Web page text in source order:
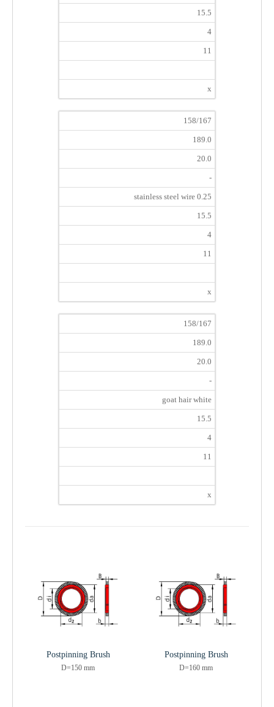
15.5
4
11
x
158/167
189.0
20.0
-
stainless steel wire 0.25
15.5
4
11
x
158/167
189.0
20.0
-
goat hair white
15.5
4
11
x
Postpinning Brush
D=150 mm
Postpinning Brush
D=160 mm